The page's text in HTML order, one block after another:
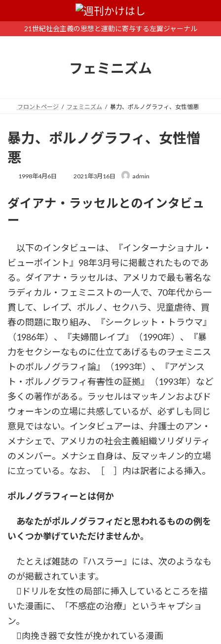
ン
ー
21世紀社会主義の思想と運動に寄与する左翼ジャーナル
フェミニズム
フロントページ フェミニズム 暴力、ポルノグラフィ、女性憎悪
暴力、ポルノグラフィ、女性憎
悪
1998年4月6日
最
新
日
2021年3月16日 admin
ダイアナ・ラッセルとのインタビュ
ー
以下のインタビューは、『インターナショナル・
ビューポイント』98年3月号に掲載されたものであ
る。ダイアナ・ラッセルは、アメリカで最も著名な
ラディカル・フェミニストの一人で、70年代から一
貫して、レイプ、ポルノ、セクハラ、児童虐待、買
春の問題に取り組み、『シークレット・トラウマ』
（1986年）、『夫婦間レイプ』（1990年）、『暴
力をセクシーなものに仕立てあげるもの――フェミニス
トのポルノグラフィ論』（1993年）、『アゲンス
ト・ポルノグラフィ――有害性の証拠』（1993年）など
多くの著作がある。ラッセルはマッキノンおよびド
ウォーキンの立場に共感しているが、必ずしも同じ
意見ではない。インタビュアーは、弁護士のアン・
メナシェで、アメリカの社会主義組織ソリダリティ
のメンバー。メナシェ自身は、反マッキノン的立場
に立っている。なお、［ ］内は訳者による挿入。
ポルノグラフィーとは何か
――あなたがポルノグラフィだと思われるものの例を
いくつか挙げていただけませんか。
たとえば雑誌の『ハスラー』には、次のようなも
のが掲載されています。
ドリルを女性の局部に挿入しているところを描
いた漫画に、「不感症の治療」というキャプショ
ン。
肉挽き器で女性が挽かれている漫画